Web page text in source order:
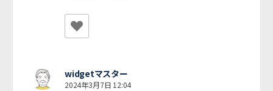
widgetマスター
2024年3月7日 12:04